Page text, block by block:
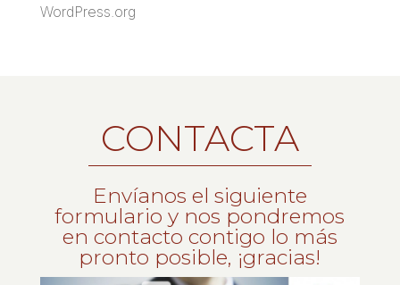
WordPress.org
CONTACTA
Envíanos el siguiente
formulario y nos pondremos
en contacto contigo lo más
pronto posible, ¡gracias!